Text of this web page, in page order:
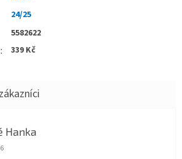
24/25
5582622
339 Kč
Hanka
obchodu je 5 z 5 hvězdiček.